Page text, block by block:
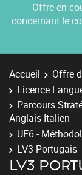
Offre en
concernant le
Accueil Offre
Licence
Parcours
Anglais-Italien
UE6 -
LV3 Portugais
LV3